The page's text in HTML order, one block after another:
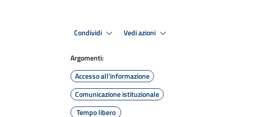
Condividi Vedi azioni
Argomenti:
Accesso all'informazione
Comunicazione istituzionale
Tempo libero